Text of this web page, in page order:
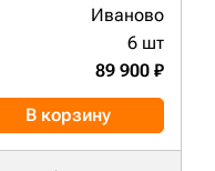
Иваново
6 шт
89 900 ₽
В корзину